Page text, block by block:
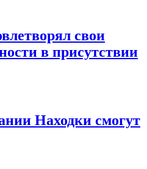
свои
в присутствии
Находки смогут